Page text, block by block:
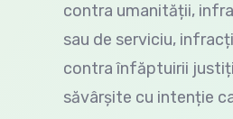
contra umanității,
sau de serviciu,
contra înfăptuirii
săvârșite cu intenție